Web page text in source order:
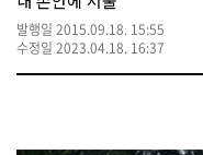
시
대
표
소
발행일 2015.09.18. 15:55
수정일 2023.04.18. 16:37